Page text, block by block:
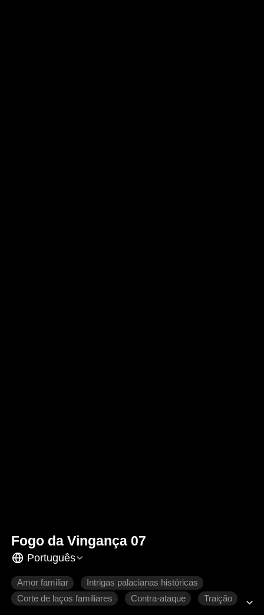
Fogo da Vingança 07
Português
Amor familiar
Intrigas palacianas históricas
Corte de laços familiares
Contra-ataque
Traição